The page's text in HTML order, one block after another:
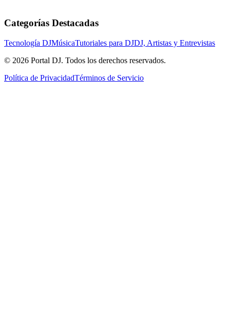
Categorías Destacadas
Tecnología DJMúsicaTutoriales para DJDJ, Artistas y Entrevistas
© 2026 Portal DJ. Todos los derechos reservados.
Política de PrivacidadTérminos de Servicio